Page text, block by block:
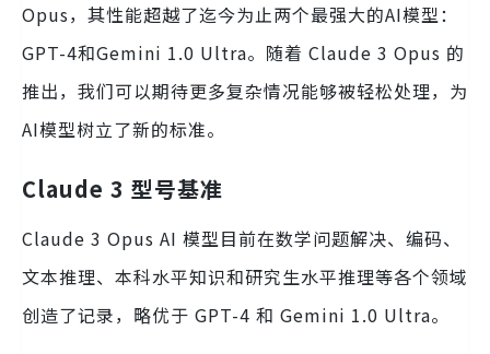
Opus，其性能超越了迄今为止两个最强大的AI模型：
GPT-4和Gemini 1.0 Ultra。随着 Claude 3 Opus 的
推出，我们可以期待更多复杂情况能够被轻松处理，为
AI模型树立了新的标准。
Claude 3 型号基准
Claude 3 Opus AI 模型目前在数学问题解决、编码、
文本推理、本科水平知识和研究生水平推理等各个领域
创造了记录，略优于 GPT-4 和 Gemini 1.0 Ultra。